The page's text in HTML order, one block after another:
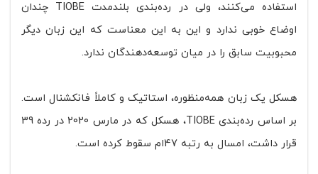
استفاده می‌کنند، ولی در رده‌بندی بلند‌مدت TIOBE چندان
اوضاع خوبی ندارد و این به این معناست که این زبان دیگر
محبوبیت سابق را در میان توسعه‌دهندگان ندارد.
هسکل یک زبان همه‌منظوره، استاتیک و کاملاً فانکشنال است.
بر اساس رده‌بندی TIOBE، هسکل که در مارس 2020 در رده 39
قرار داشت، امسال به رتبه 47‌ام سقوط کرده است.